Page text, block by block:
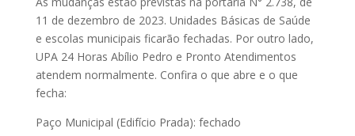
11 de dezembro de 2023. Unidades Básicas de Saúde
e escolas municipais ficarão fechadas. Por outro lado,
UPA 24 Horas Abílio Pedro e Pronto Atendimentos
atendem normalmente. Confira o que abre e o que
fecha:
Paço Municipal (Edifício Prada): fechado